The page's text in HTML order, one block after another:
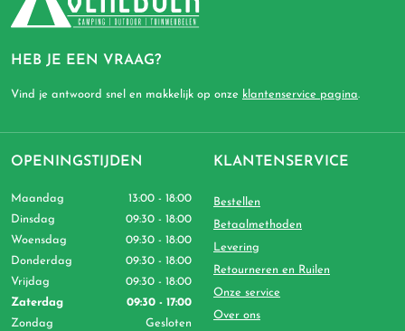
HEB JE EEN VRAAG?
Vind je antwoord snel en makkelijk op onze klantenservice pagina.
OPENINGSTIJDEN
Maandag
13:00 - 18:00
Dinsdag
09:30 - 18:00
Woensdag
09:30 - 18:00
Donderdag
09:30 - 18:00
Vrijdag
09:30 - 18:00
Zaterdag
09:30 - 17:00
Zondag
Gesloten
KLANTENSERVICE
Bestellen
Betaalmethoden
Levering
Retourneren en Ruilen
Onze service
Over ons